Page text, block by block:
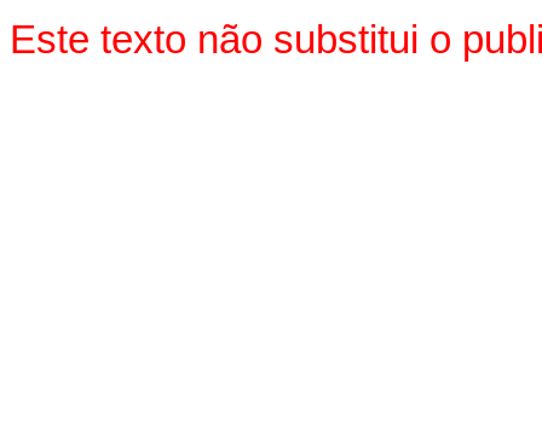
Este texto não substitui o